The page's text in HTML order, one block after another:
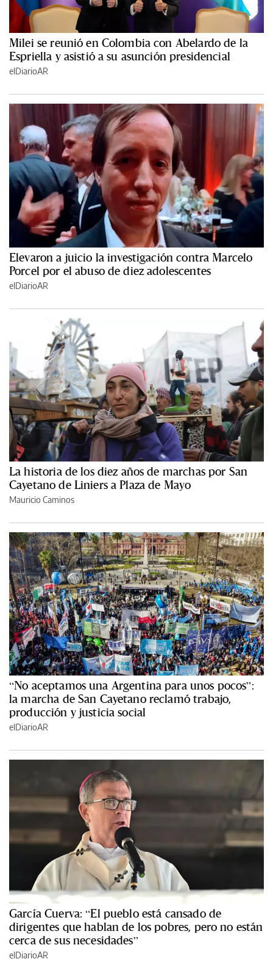
Milei se reunió en Colombia con Abelardo de la
Espriella y asistió a su asunción presidencial
elDiarioAR
Elevaron a juicio la investigación contra Marcelo
Porcel por el abuso de diez adolescentes
elDiarioAR
La historia de los diez años de marchas por San
Cayetano de Liniers a Plaza de Mayo
Mauricio Caminos
“No aceptamos una Argentina para unos pocos”:
la marcha de San Cayetano reclamó trabajo,
producción y justicia social
elDiarioAR
García Cuerva: “El pueblo está cansado de
dirigentes que hablan de los pobres, pero no están
cerca de sus necesidades”
elDiarioAR